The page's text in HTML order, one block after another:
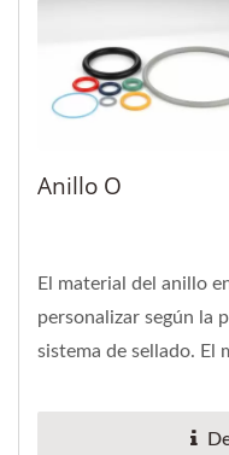
Anillo O
El material del anillo
personalizar según la
sistema de sellado. El